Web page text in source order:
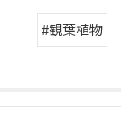
#観葉植物